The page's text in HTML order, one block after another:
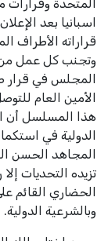
المتحدة
اسبانيا بعد
قراراته الأطراف
وتجنب كل عمل من
المجلس في قرار
الأمين العام
هذا المسلسل أن
الدولية في
المجاهد الحسن
تزيده التحديات
الحضاري القائم
وبالشرعية الدولية.